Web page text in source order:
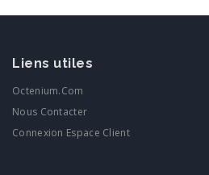
Liens utiles
Octenium.com
Nous Contacter
Connexion Espace Client